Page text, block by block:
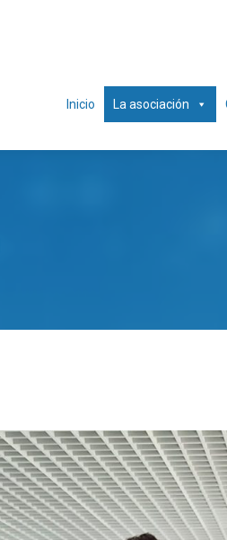
Inicio La asociación